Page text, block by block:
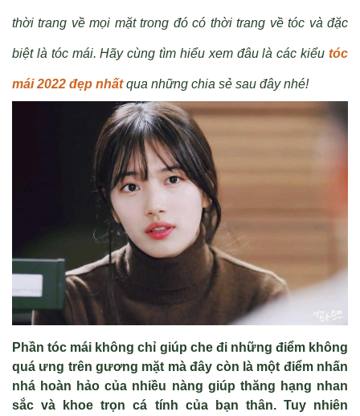
thời trang về mọi mặt trong đó có thời trang về tóc và đặc
biệt là tóc mái. Hãy cùng tìm hiểu xem đâu là các kiểu tóc
mái 2022 đẹp nhấtqua những chia sẻ sau đây nhé!
Phần tóc mái không chỉ giúp che đi những điểm không
quá ưng trên gương mặt mà đây còn là một điểm nhấn
nhá hoàn hảo của nhiều nàng giúp thăng hạng nhan
sắc và khoe trọn cá tính của bạn thân. Tuy nhiên